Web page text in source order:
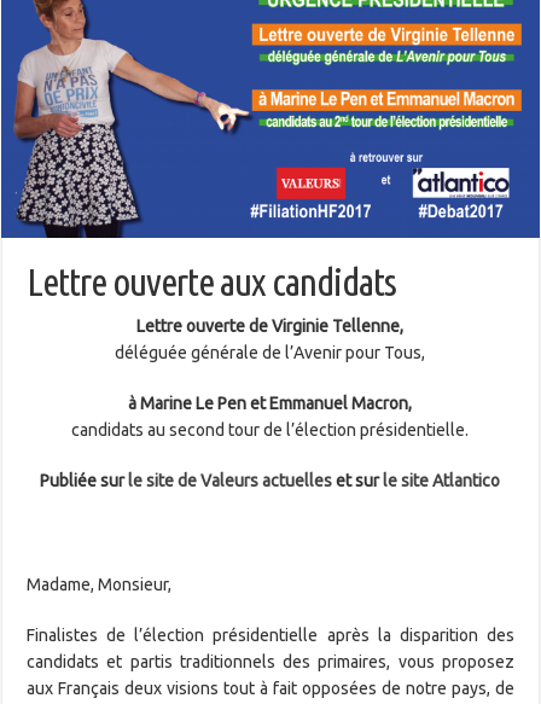
Lettre ouverte aux candidats
Lettre ouverte de Virginie Tellenne,
déléguée générale de l’Avenir pour Tous,
à Marine Le Pen et Emmanuel Macron,
candidats au second tour de l’élection présidentielle.
Publiée surle site de Valeurs actuelleset surle site Atlantico
Madame, Monsieur,
Finalistes de l’élection présidentielle après la disparition des
candidats et partis traditionnels des primaires, vous proposez
aux Français deux visions tout à fait opposées de notre pays, de